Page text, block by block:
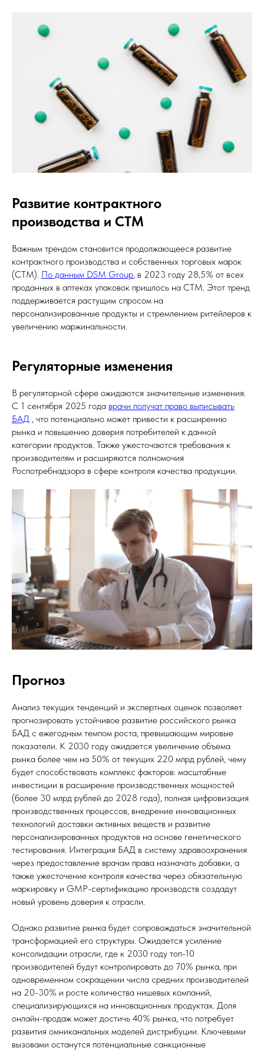
Развитие контрактного
производства и СТМ
Важным трендом становится продолжающееся развитие
контрактного производства и собственных торговых марок
(СТМ). По данным DSM Group, в 2023 году 28,5% от всех
проданных в аптеках упаковок пришлось на СТМ. Этот тренд
поддерживается растущим спросом на
персонализированные продукты и стремлением ритейлеров к
увеличению маржинальности.
Регуляторные изменения
В регуляторной сфере ожидаются значительные изменения.
С 1 сентября 2025 года врачи получат право выписывать
БАД , что потенциально может привести к расширению
рынка и повышению доверия потребителей к данной
категории продуктов. Также ужесточаются требования к
производителям и расширяются полномочия
Роспотребнадзора в сфере контроля качества продукции.
Прогноз
Анализ текущих тенденций и экспертных оценок позволяет
прогнозировать устойчивое развитие российского рынка
БАД с ежегодным темпом роста, превышающим мировые
показатели. К 2030 году ожидается увеличение объема
рынка более чем на 50% от текущих 220 млрд рублей, чему
будет способствовать комплекс факторов: масштабные
инвестиции в расширение производственных мощностей
(более 30 млрд рублей до 2028 года), полная цифровизация
производственных процессов, внедрение инновационных
технологий доставки активных веществ и развитие
персонализированных продуктов на основе генетического
тестирования. Интеграция БАД в систему здравоохранения
через предоставление врачам права назначать добавки, а
также ужесточение контроля качества через обязательную
маркировку и GMP-сертификацию производств создадут
новый уровень доверия к отрасли.
Однако развитие рынка будет сопровождаться значительной
трансформацией его структуры. Ожидается усиление
консолидации отрасли, где к 2030 году топ-10
производителей будут контролировать до 70% рынка, при
одновременном сокращении числа средних производителей
на 20-30% и росте количества нишевых компаний,
специализирующихся на инновационных продуктах. Доля
онлайн-продаж может достичь 40% рынка, что потребует
развития омниканальных моделей дистрибуции. Ключевыми
вызовами останутся потенциальные санкционные